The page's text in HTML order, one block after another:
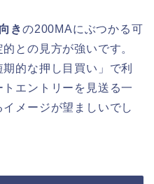
きの200MAにぶつかる可
との見方が強いです。
的な押し目買い」で利
エントリーを見送る一
メージが望ましいでし